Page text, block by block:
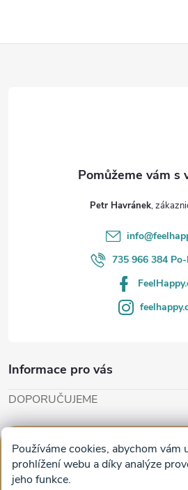
Používáme cookies, abychom vám
prohlížení webu a díky analýze
jeho funkce.
Petr Havránek
info@
735 966 384
Informace pro vás
DOPORUČUJEME
Obrazy na plátně na zeď a stěnu do
Facebook